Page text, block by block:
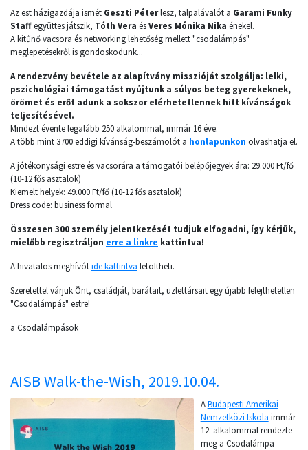
Az est házigazdája ismét Geszti Péterlesz, talpalávalót a Garami Funky
Staffegyüttes játszik, Tóth Vera ésVeres Mónika Nika énekel.
A kitűnő vacsora és networking lehetőség mellett "csodalámpás"
meglepetésekről is gondoskodunk...
A rendezvény bevétele az alapítvány misszióját szolgálja: lelki,
pszichológiai támogatást nyújtunk a súlyos beteg gyerekeknek,
örömet és erőt adunk a sokszor elérhetetlennek hitt kívánságok
teljesítésével.
Mindezt évente legalább 250 alkalommal, immár 16 éve.
A több mint 3700 eddigi kívánság-beszámolót a honlapunkon olvashatja el.
A jótékonysági estre és vacsorára a támogatói belépőjegyek ára: 29.000 Ft/fő
(10-12 fős asztalok)
Kiemelt helyek: 49.000 Ft/fő (10-12 fős asztalok)
Dress code: business formal
Összesen 300 személy jelentkezését tudjuk elfogadni, így kérjük,
mielőbb regisztráljon erre a linkre kattintva!
A hivatalos meghívótide kattintva letöltheti.
Szeretettel várjuk Önt, családját, barátait, üzlettársait egy újabb felejthetetlen
"Csodalámpás" estre!
a Csodalámpások
AISB Walk-the-Wish, 2019.10.04.
ABudapesti Amerikai
Nemzetközi Iskola immár
12. alkalommal rendezte
meg a Csodalámpa